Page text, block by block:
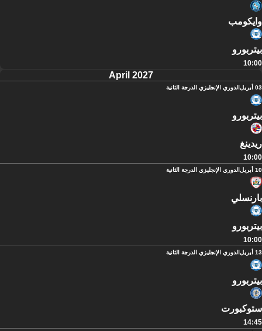
وايكومب
بيتربورو
10:00
April 2027
03 أبريل الدوري الإنجليزي الدرجة الثانية
بيتربورو
ريدينغ
10:00
10 أبريل الدوري الإنجليزي الدرجة الثانية
بارنسلي
بيتربورو
10:00
13 أبريل الدوري الإنجليزي الدرجة الثانية
بيتربورو
ستوكبورت
14:45